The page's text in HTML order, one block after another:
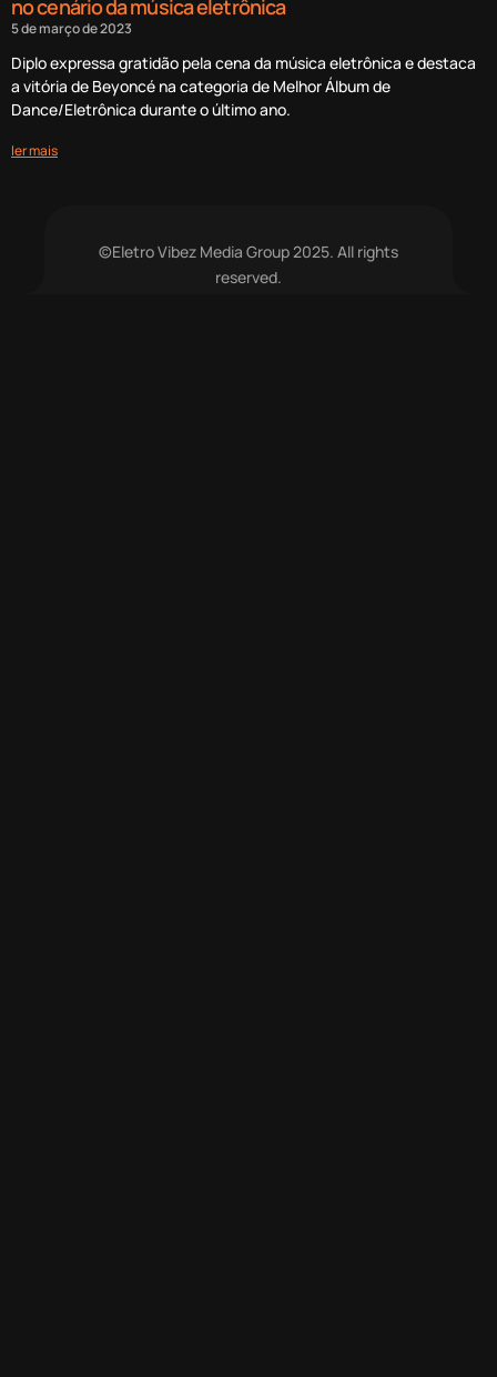
no cenário da música eletrônica
5 de março de 2023
Diplo expressa gratidão pela cena da música eletrônica e destaca
a vitória de Beyoncé na categoria de Melhor Álbum de
Dance/Eletrônica durante o último ano.
ler mais
©Eletro Vibez Media Group 2025. All rights
reserved.